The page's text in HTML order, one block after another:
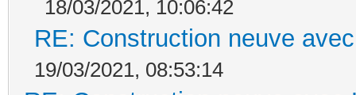
18/03/2021, 10:06:42
RE: Construction neuve
19/03/2021, 08:53:14